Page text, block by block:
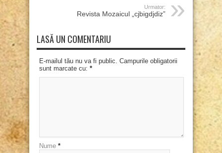
Urmator:
Revista Mozaicul „cjbigdjdiz”
LASĂ UN COMENTARIU
E-mailul tău nu va fi public. Campurile obligatorii
sunt marcate cu: *
Nume *